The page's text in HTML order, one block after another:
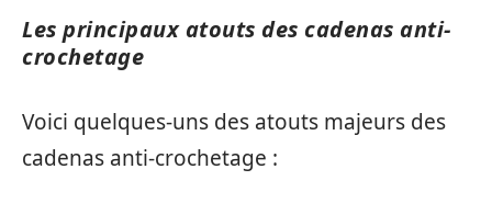
Les principaux atouts des cadenas anti-
crochetage
Voici quelques-uns des atouts majeurs des
cadenas anti-crochetage :